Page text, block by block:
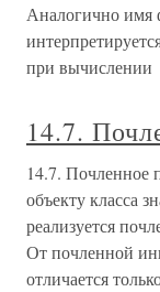
Аналогично имя
при вычислении
14.7.
14.7. Почленное
объекту класса
реализуется
От почленной
отличается